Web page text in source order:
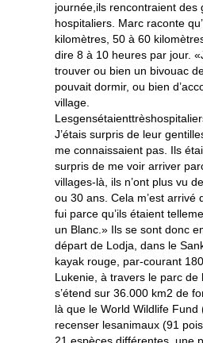
journée,ils rencontraient des
hospitaliers. Marc raconte
kilomètres, 50 à 60
dire 8 à 10 heures par jour.
trouver ou bien un bivouac
pouvait dormir, ou bien
village.
J’étais surpris de leur
me connaissaient pas. Ils
surpris de me voir arriver
villages-là, ils n’ont plus vu
ou 30 ans. Cela m’est arrivé
fui parce qu’ils étaient
un Blanc.» Ils se sont donc
départ de Lodja, dans le
kayak rouge, par-courant
Lukenie, à travers le parc de
s’étend sur 36.000 km2 de
là que le World Wildlife Fund
recenser lesanimaux (91